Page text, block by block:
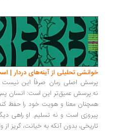
تحلیلی از آینه‌های دردار | اسحاق
اصلی رمان صرفاً این نیست که آیا
عمیق‌تر این است: انسان پس از
معنا و هویت خود را حفظ کند؟...
است و نه تسلیم. او راهی دیگر را
بدون آنکه به خیانت، گریز از واقعیت